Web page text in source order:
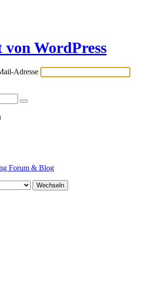
WordPress
Adresse
Forum & Blog